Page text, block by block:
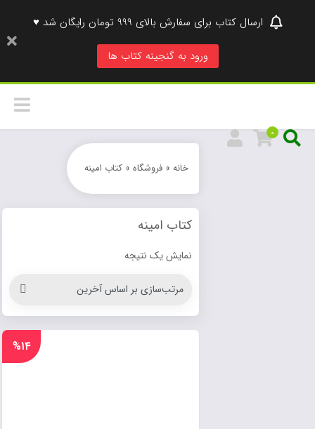
ارسال کتاب برای سفارش بالای 999 تومان رایگان شد ♥
ورود به گنجینه کتاب ها
خانه» فروشگاه» کتاب امینه
کتاب امینه
نمایش یک نتیجه
%۱۴